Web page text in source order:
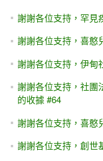
謝謝各位支持，罕見
謝謝各位支持，喜憨
謝謝各位支持，伊甸
謝謝各位支持，社團
的收據 #64
謝謝各位支持，喜憨
謝謝各位支持，創世